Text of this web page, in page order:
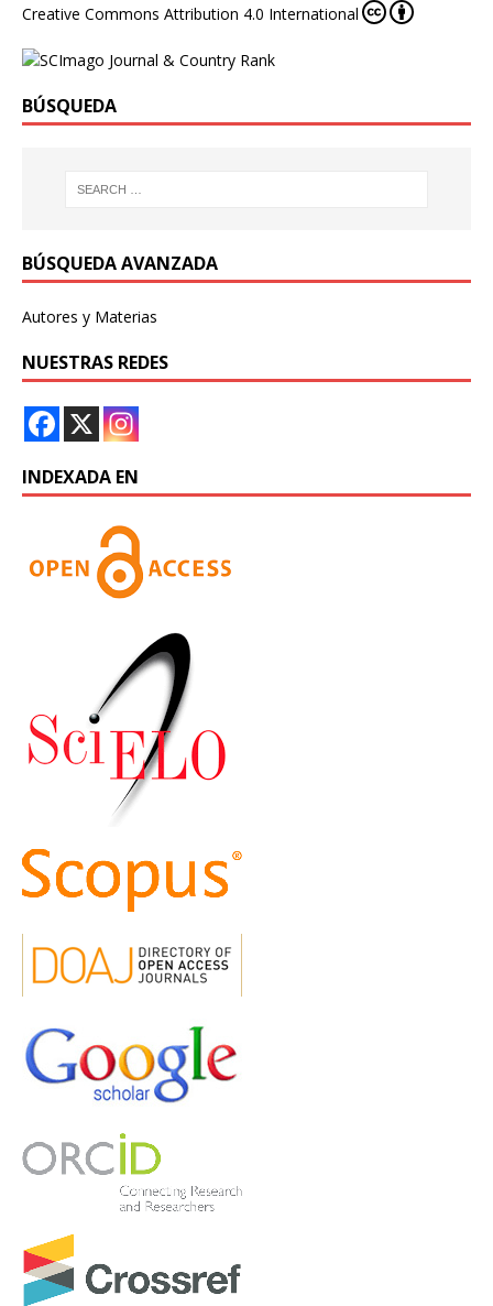
Creative Commons Attribution 4.0 International
BÚSQUEDA
BÚSQUEDA AVANZADA
Autores y Materias
NUESTRAS REDES
INDEXADA EN